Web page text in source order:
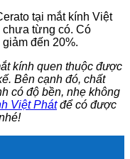
tại mắt kính Việt
chưa từng có. Có
đến 20%.
kính quen thuộc được
Bên cạnh đó, chất
có độ bền, nhẹ không
Việt Phátđể có được